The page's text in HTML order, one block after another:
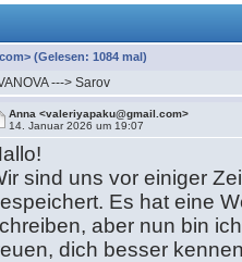
(Gelesen: 1084 mal)
---> Sarov
Anna <valeriyapaku@gmail.com>
14. Januar 2026 um 19:07
sind uns vor einiger
Es hat eine
aber nun bin
dich besser